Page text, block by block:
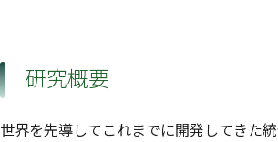
研究概要
世界を先導してこれまでに開発してきた